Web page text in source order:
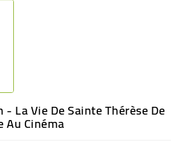
La Vie De Sainte Thérèse De
Au Cinéma